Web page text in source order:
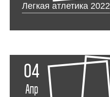
Легкая атлетика 2022
04
Апр